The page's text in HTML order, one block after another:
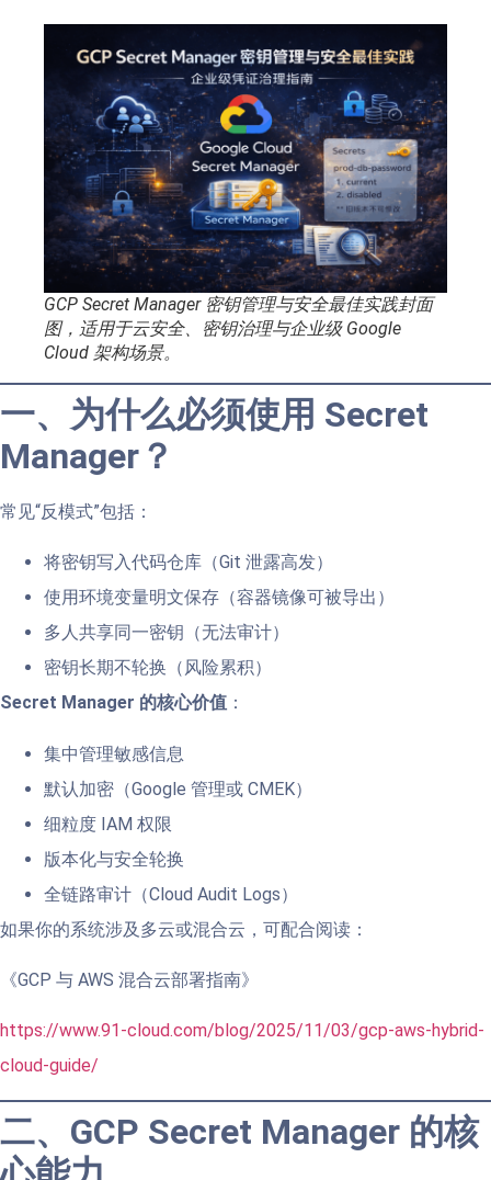
GCP Secret Manager 密钥管理与安全最佳实践封面
图，适用于云安全、密钥治理与企业级 Google
Cloud 架构场景。
一、为什么必须使用 Secret
Manager？
常见“反模式”包括：
将密钥写入代码仓库（Git 泄露高发）
使用环境变量明文保存（容器镜像可被导出）
多人共享同一密钥（无法审计）
密钥长期不轮换（风险累积）
Secret Manager 的核心价值 ：
集中管理敏感信息
默认加密（Google 管理或 CMEK）
细粒度 IAM 权限
版本化与安全轮换
全链路审计（Cloud Audit Logs）
如果你的系统涉及多云或混合云，可配合阅读：
《GCP 与 AWS 混合云部署指南》
https://www.91-cloud.com/blog/2025/11/03/gcp-aws-hybrid-
cloud-guide/
二、GCP Secret Manager 的核